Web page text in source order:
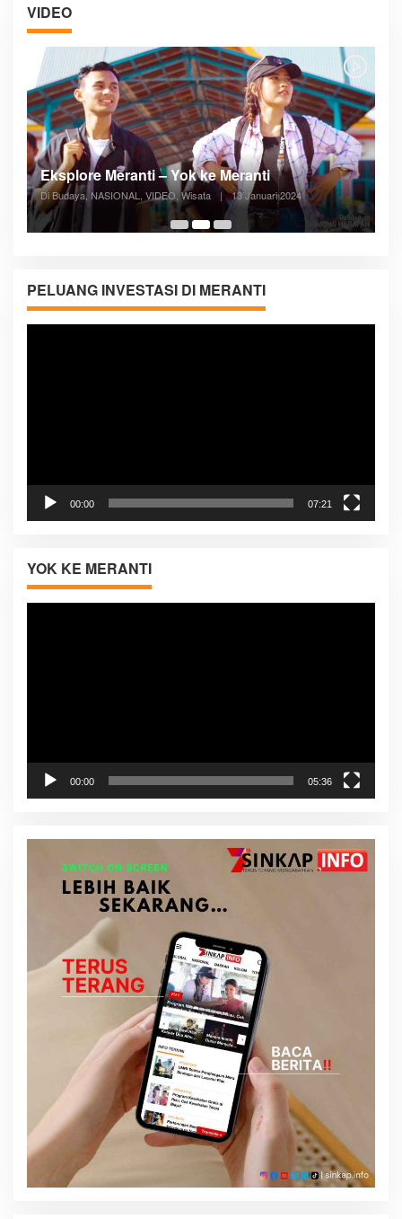
VIDEO
05:08
Posyandu Melayani Semua Siklus Hidup
Di ADVERTORIAL, Kesehatan, VIDEO 27 Desember 2023
PELUANG INVESTASI DI MERANTI
00:00 07:21
YOK KE MERANTI
Pemutar
00:00 05:36